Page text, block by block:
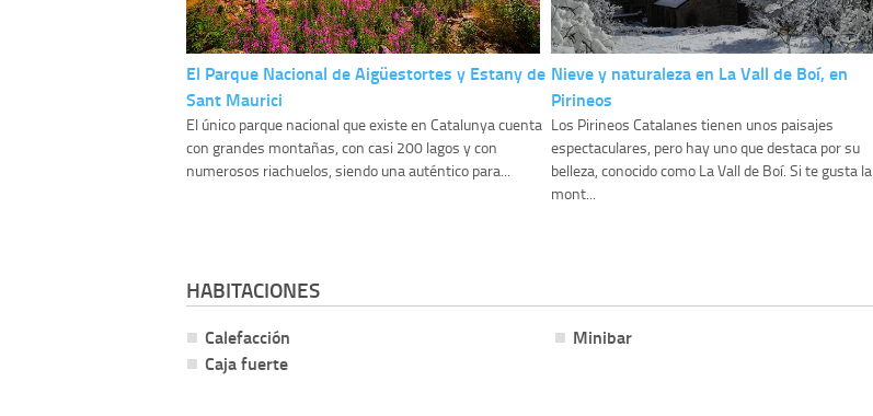
El Parque Nacional de Aigüestortes y Estany de
Sant Maurici
El único parque nacional que existe en Catalunya cuenta
con grandes montañas, con casi 200 lagos y con
numerosos riachuelos, siendo una auténtico para...
Nieve y naturaleza en La Vall de Boí, en
Pirineos
Los Pirineos Catalanes tienen unos paisajes
espectaculares, pero hay uno que destaca por su
belleza, conocido como La Vall de Boí. Si te gusta la
mont...
HABITACIONES
Calefacción
Caja fuerte
Minibar